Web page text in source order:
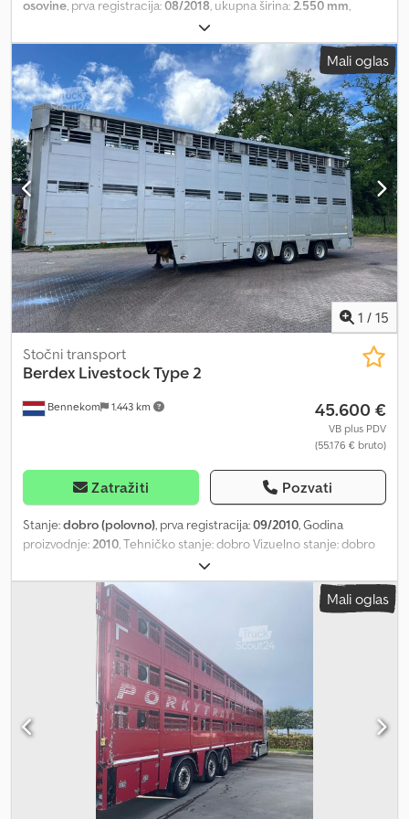
osovine, prva registracija:08/2018, ukupna širina:2.550 mm,
, Oprema:
jedinica (24V) * 3 sprata u labudovom vratu * 3 sprata u
poluniskom delu (moguć i 4. sprat) * 2 pregradne rešetke po
spratu * sistem za napajanje sa rezervoarom * podizni krov *
hidraulična utovarna platforma * bočni pomerač * ventilator *
poklopac za hranjenje ----* utovarna površina 1. sprat: 55,63 m² *
utovarna površina 2. sprat: 64,54 m² * utovarna površina 3. sprat:
87,18 m² ----* Wabco Trailer EBS * kamera za vožnju unazad *
zadnja vrata na otvaranje -----* dimenzija pneumatika: 245/70R17,5
* tehnička ukupna masa: 39.000 kg Chsdpfezaibpsx Akaja *
sopstvena masa: 12.000 kg * ukupna dužina: 14.000 mm ----Broj
vozila: 12137----Zadržavamo pravo na greške i privremenu prodaju-
---Reklame i razni natpisi su digitalno uklonjeni.
Mali oglas
1 / 15
Bennekom 1.443 km
Stočni transport
Berdex Livestock Type 2
45.600 €
VB plus PDV
(55.176 € bruto)
Zatražiti Pozvati
Stanje:dobro (polovno), prva registracija:09/2010, Godina
proizvodnje:2010, Tehničko stanje: dobro Vizuelno stanje: dobro
Mali oglas